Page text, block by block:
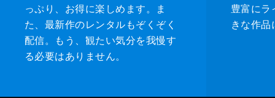
っぷり、お得に楽しめます。ま
た、最新作のレンタルもぞくぞく
配信。もう、観たい気分を我慢す
る必要はありません。
豊富にラ
きな作